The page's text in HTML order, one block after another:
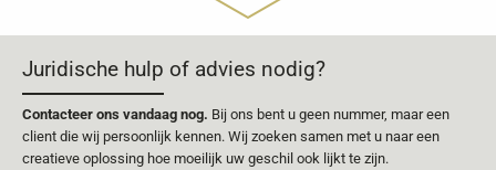
Juridische hulp of advies nodig?
Contacteer ons vandaag nog. Bij ons bent u geen nummer, maar een
client die wij persoonlijk kennen. Wij zoeken samen met u naar een
creatieve oplossing hoe moeilijk uw geschil ook lijkt te zijn.